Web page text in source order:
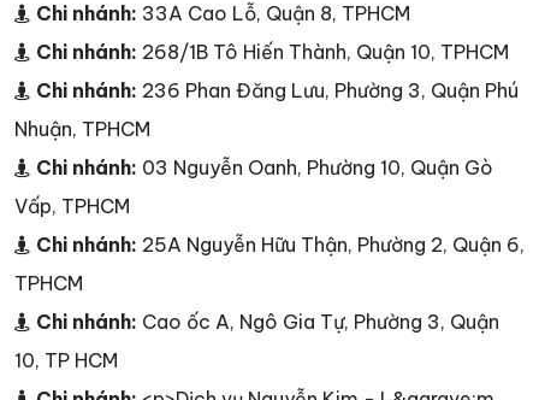
Chi nhánh: 33A Cao Lỗ, Quận 8, TPHCM
Chi nhánh: 268/1B Tô Hiến Thành, Quận 10, TPHCM
Chi nhánh: 236 Phan Đăng Lưu, Phường 3, Quận Phú
Nhuận, TPHCM
Chi nhánh: 03 Nguyễn Oanh, Phường 10, Quận Gò
Vấp, TPHCM
Chi nhánh: 25A Nguyễn Hữu Thận, Phường 2, Quận 6,
TPHCM
Chi nhánh: Cao ốc A, Ngô Gia Tự, Phường 3, Quận
10, TP HCM